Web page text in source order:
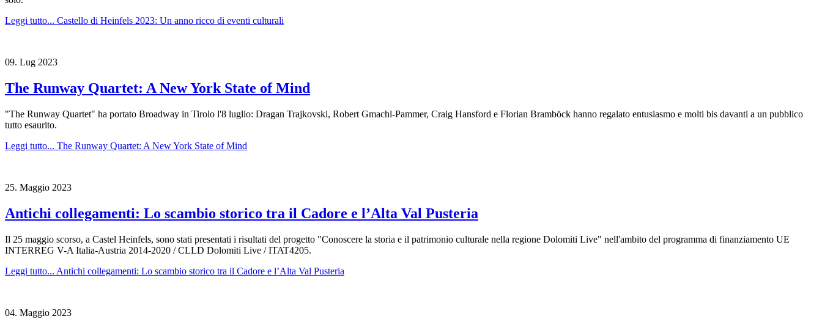
Leggi tutto... Castello di Heinfels 2023: Un anno ricco di eventi culturali
09. Lug 2023
The Runway Quartet: A New York State of Mind
"The Runway Quartet" ha portato Broadway in Tirolo l'8 luglio: Dragan Trajkovski, Robert Gmachl-Pammer, Craig Hansford e Florian Bramböck hanno regalato entusiasmo e molti bis davanti a un pubblico
tutto esaurito.
Leggi tutto... The Runway Quartet: A New York State of Mind
25. Maggio 2023
Antichi collegamenti: Lo scambio storico tra il Cadore e l’Alta Val Pusteria
Il 25 maggio scorso, a Castel Heinfels, sono stati presentati i risultati del progetto "Conoscere la storia e il patrimonio culturale nella regione Dolomiti Live" nell'ambito del programma di finanziamento UE
INTERREG V-A Italia-Austria 2014-2020 / CLLD Dolomiti Live / ITAT4205.
Leggi tutto... Antichi collegamenti: Lo scambio storico tra il Cadore e l’Alta Val Pusteria
04. Maggio 2023